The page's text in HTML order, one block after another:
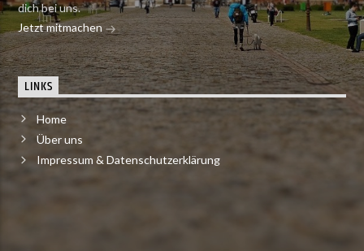
dich bei uns.
Jetzt mitmachen
LINKS
Home
Über uns
Impressum & Datenschutzerklärung